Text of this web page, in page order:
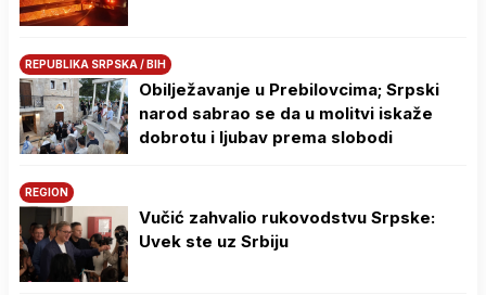
REPUBLIKA SRPSKA / BIH
Obilježavanje u Prebilovcima; Srpski
narod sabrao se da u molitvi iskaže
dobrotu i ljubav prema slobodi
REGION
Vučić zahvalio rukovodstvu Srpske:
Uvek ste uz Srbiju